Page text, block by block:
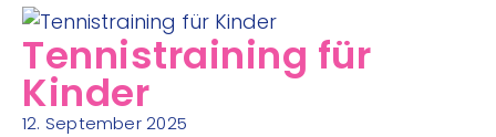
Tennistraining für
Kinder
12. September 2025